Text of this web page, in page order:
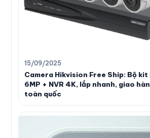
15/09/2025
Camera Hikvision Free Ship: Bộ
6MP + NVR 4K, lắp nhanh, giao
toàn quốc